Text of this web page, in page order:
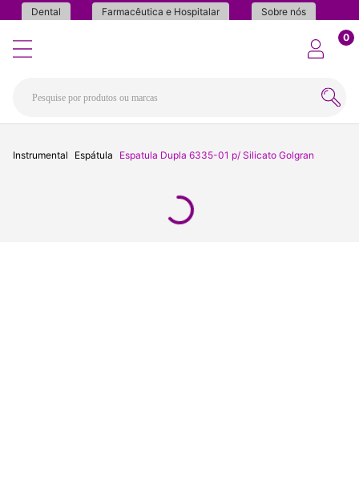
Dental Farmacêutica e Hospitalar Sobre nós
0
Instrumental Espátula Espatula Dupla 6335-01 p/ Silicato Golgran